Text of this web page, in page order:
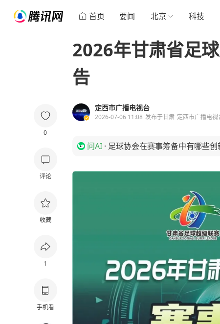
首页 要闻 北京 科技
0
评论
收藏
1
手机看
2026年甘肃省足
告
定西市广播电视台
2026-07-06 11:08 发布于甘肃 定西市广播电视
问AI · 足球协会在赛事筹备中有哪些创